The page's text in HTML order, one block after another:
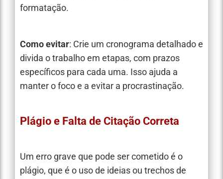
formatação.
Como evitar: Crie um cronograma detalhado e
divida o trabalho em etapas, com prazos
específicos para cada uma. Isso ajuda a
manter o foco e a evitar a procrastinação.
Plágio e Falta de Citação Correta
Um erro grave que pode ser cometido é o
plágio, que é o uso de ideias ou trechos de